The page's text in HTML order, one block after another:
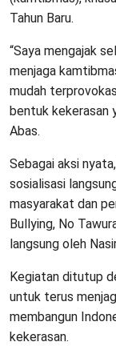
Tahun Baru.
“Saya mengajak
menjaga
mudah
bentuk kekerasan
Abas.
Sebagai aksi
sosialisasi
masyarakat dan
Bullying, No
langsung oleh
Kegiatan ditutup
untuk terus
membangun
kekerasan.